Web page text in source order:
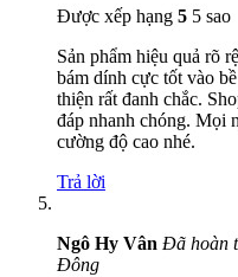
Được xếp hạng 5 5 sao
Sản phẩm hiệu quả rõ
bám dính cực tốt vào
thiện rất đanh chắc.
đáp nhanh chóng. Mọi
cường độ cao nhé.
Trả lời
Ngô Hy Vân Đã hoàn
Đông